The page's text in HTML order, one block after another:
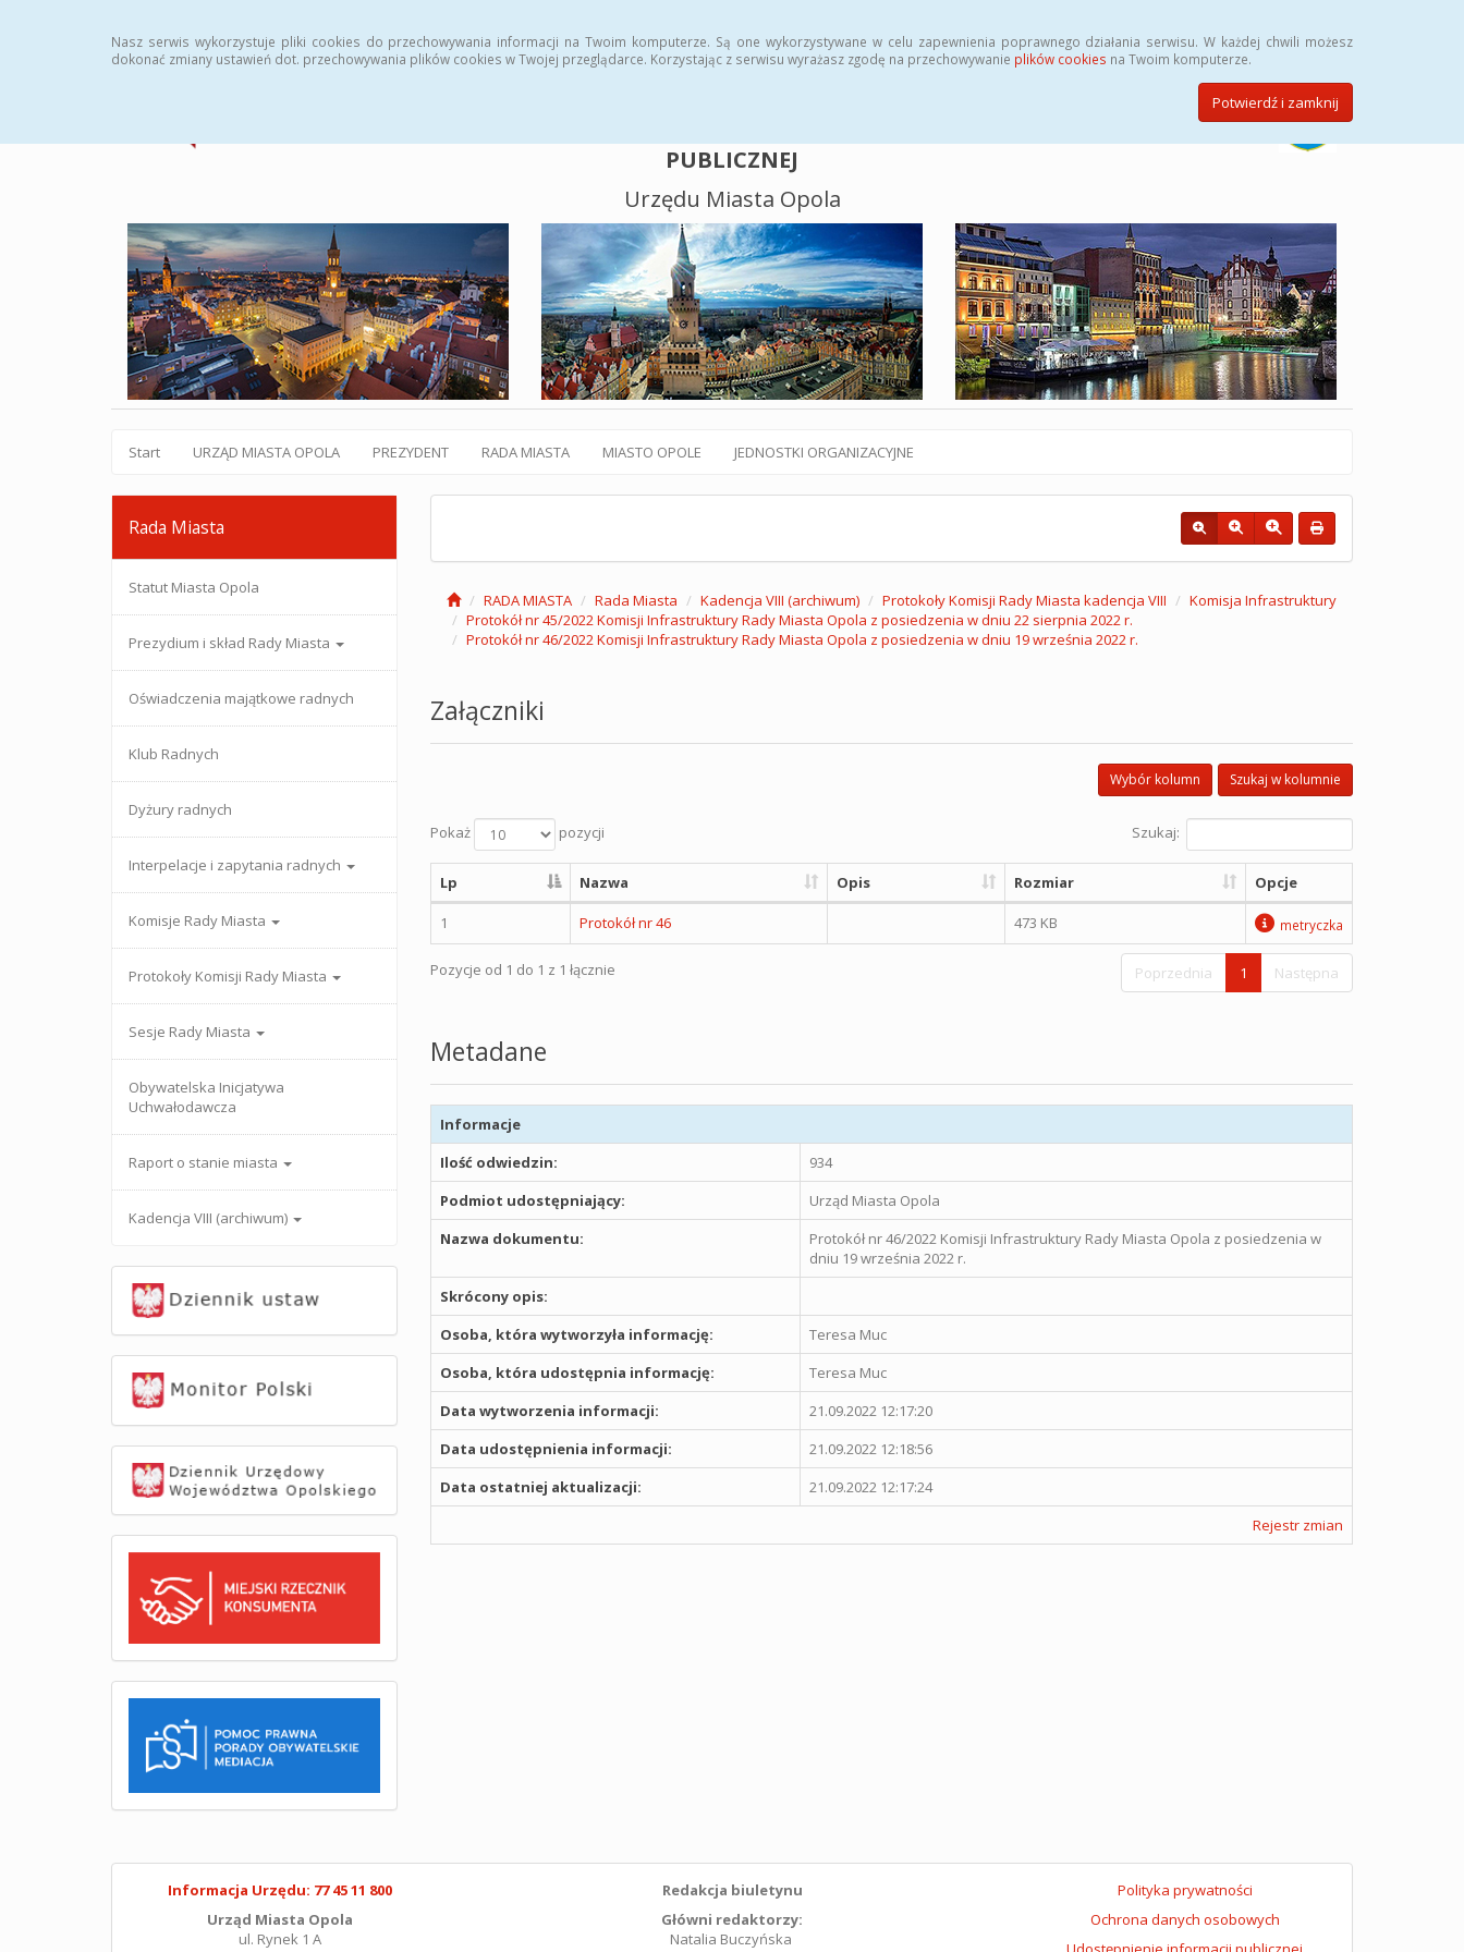
Nasz serwis wykorzystuje pliki cookies do przechowywania informacji na Twoim komputerze. Są one wykorzystywane w celu zapewnienia poprawnego działania serwisu. W każdej chwili możesz
dokonać zmiany ustawień dot. przechowywania plików cookies w Twojej przeglądarce. Korzystając z serwisu wyrażasz zgodę na przechowywanie plików cookies na Twoim komputerze.
Potwierdź i zamknij
PUBLICZNEJ
Urzędu Miasta Opola
Start URZĄD MIASTA OPOLA PREZYDENT RADA MIASTA MIASTO OPOLE JEDNOSTKI ORGANIZACYJNE
Rada Miasta
Statut Miasta Opola
Prezydium i skład Rady Miasta
Oświadczenia majątkowe radnych
Klub Radnych
Dyżury radnych
Interpelacje i zapytania radnych
Komisje Rady Miasta
Protokoły Komisji Rady Miasta
Sesje Rady Miasta
Obywatelska Inicjatywa
Uchwałodawcza
Raport o stanie miasta
Kadencja VIII (archiwum)
RADA MIASTA Rada Miasta Kadencja VIII (archiwum) Protokoły Komisji Rady Miasta kadencja VIII
Komisja Infrastruktury
Protokół nr 45/2022 Komisji Infrastruktury Rady Miasta Opola z posiedzenia w dniu 22 sierpnia 2022 r.
Protokół nr 46/2022 Komisji Infrastruktury Rady Miasta Opola z posiedzenia w dniu 19 września 2022 r.
Załączniki
Szukaj w kolumnie
Wybór kolumn
Pokaż pozycji Szukaj:
Lp Nazwa Opis Rozmiar Opcje
1 Protokół nr 46 473 KB metryczka
Pozycje od 1 do 1 z 1 łącznie Poprzednia 1 Następna
Metadane
Informacje
Ilość odwiedzin:
934
Podmiot udostępniający:
Urząd Miasta Opola
Nazwa dokumentu:
Protokół nr 46/2022 Komisji Infrastruktury Rady Miasta Opola z posiedzenia w
dniu 19 września 2022 r.
Skrócony opis:
Osoba, która wytworzyła informację:
Teresa Muc
Osoba, która udostępnia informację:
Teresa Muc
Data wytworzenia informacji:
21.09.2022 12:17:20
Data udostępnienia informacji:
21.09.2022 12:18:56
Data ostatniej aktualizacji:
21.09.2022 12:17:24
Rejestr zmian
Informacja Urzędu: 77 45 11 800
Urząd Miasta Opola
ul. Rynek 1 A
Redakcja biuletynu
Główni redaktorzy:
Natalia Buczyńska
Polityka prywatności
Ochrona danych osobowych